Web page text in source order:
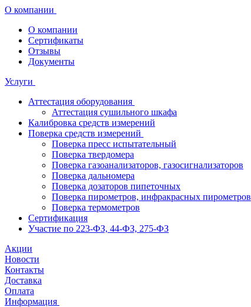
О компании
О компании
Сертификаты
Отзывы
Документы
Услуги
Аттестация оборудования
Аттестация сушильного шкафа
Калибровка средств измерений
Поверка средств измерений
Поверка пресс испытательный
Поверка твердомера
Поверка газоанализаторов, газосигнализаторов
Поверка дальномера
Поверка дозаторов пипеточных
Поверка пирометров, инфракрасных пирометров
Поверка термометров
Сертификация
Участие по 223-ФЗ, 44-ФЗ, 275-ФЗ
Акции
Новости
Контакты
Доставка
Оплата
Информация